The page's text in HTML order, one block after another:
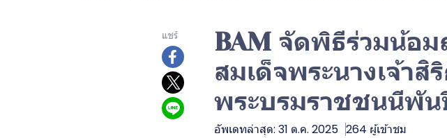
แชร์
BAM จัดพิธีร่วมน้อ
สมเด็จพระนางเจ้า
พระบรมราชชนนีพัน
อัพเดทล่าสุด: 31 ต.ค. 2025 264 ผู้เข้าชม